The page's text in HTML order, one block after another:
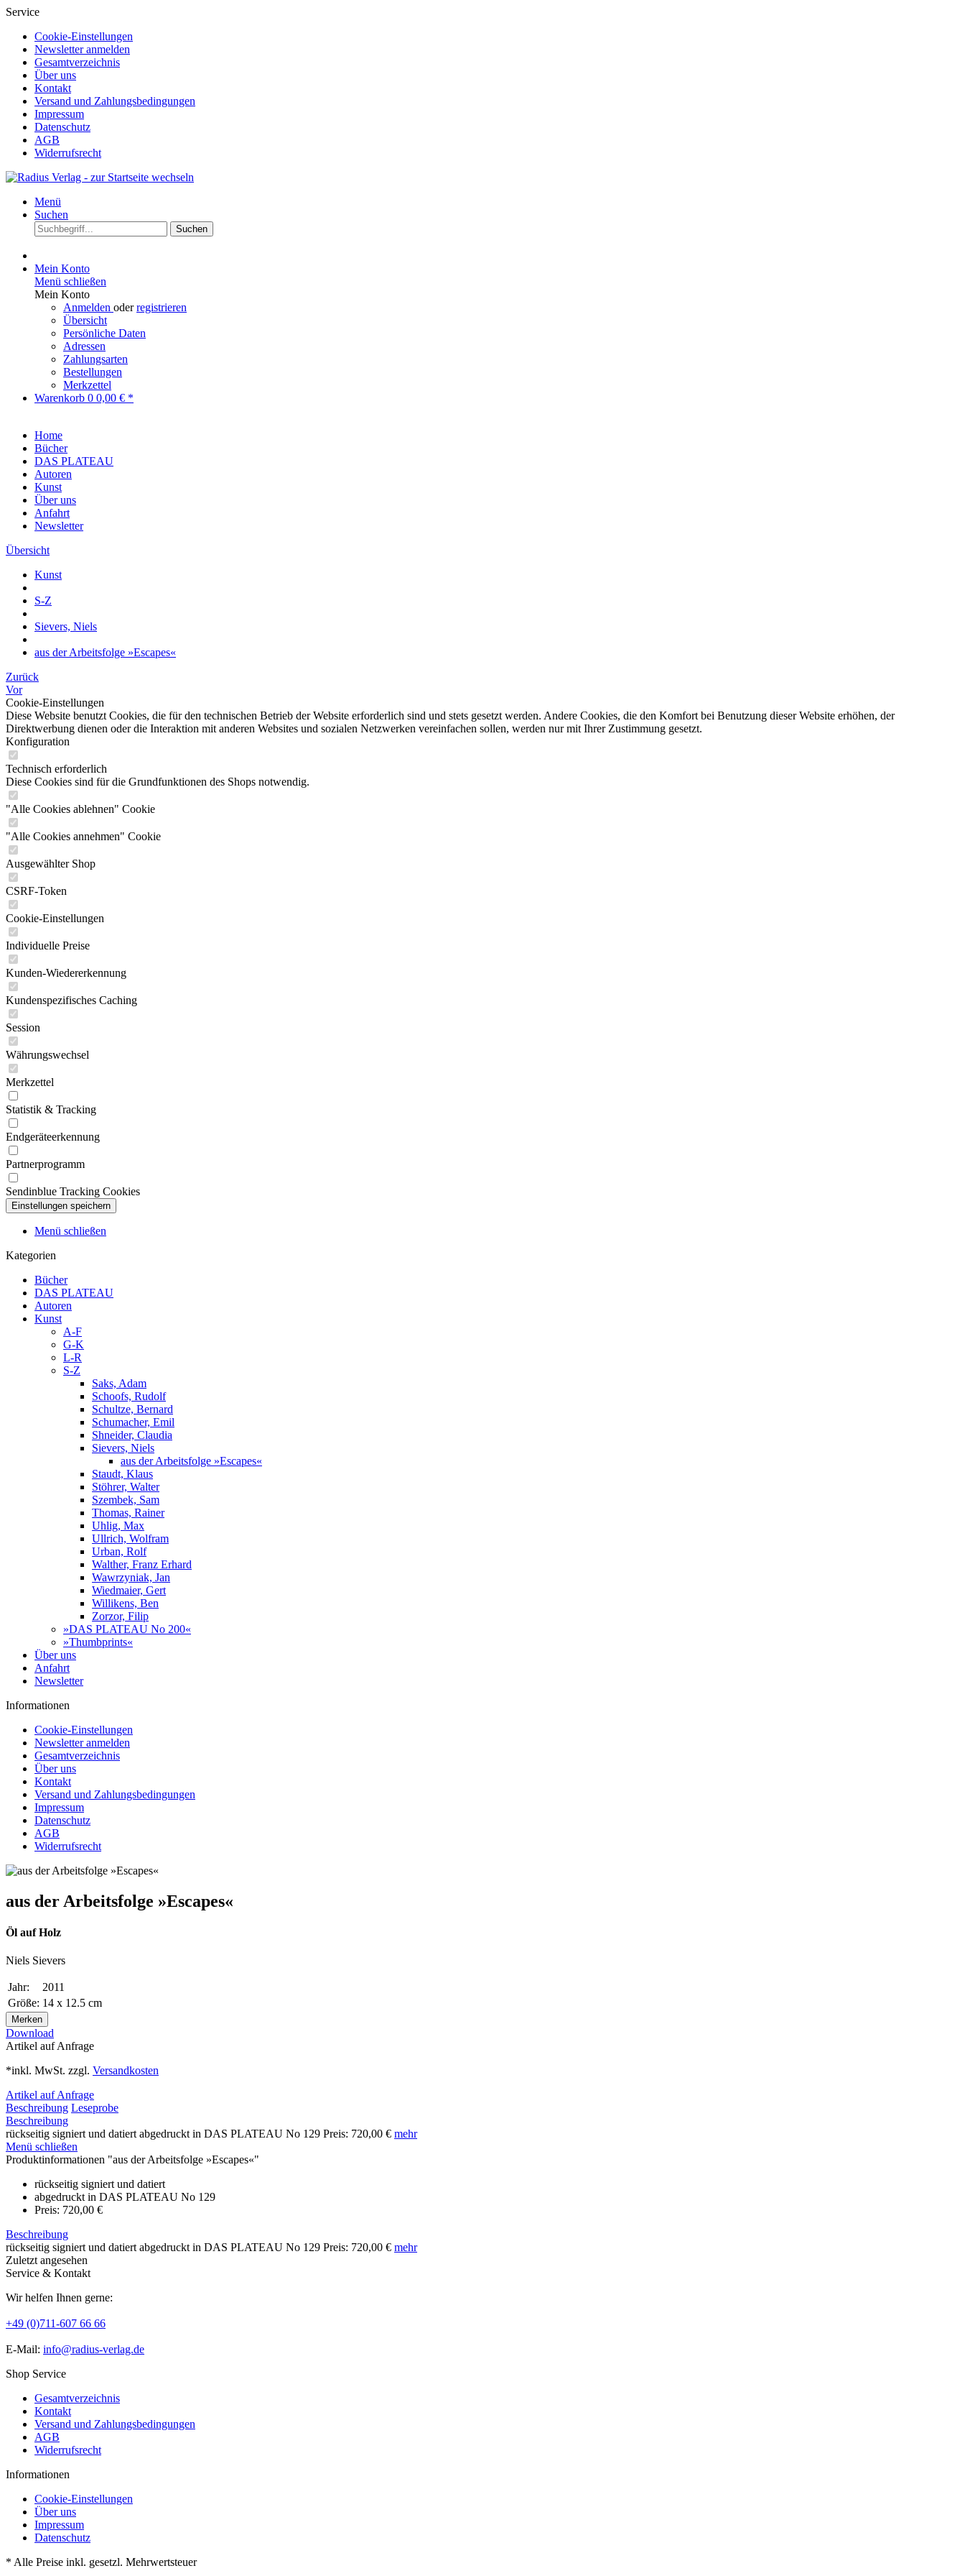
Service
Cookie-Einstellungen
Newsletter anmelden
Gesamtverzeichnis
Über uns
Kontakt
Versand und Zahlungsbedingungen
Impressum
Datenschutz
AGB
Widerrufsrecht
Menü
Suchen
Suchen
Mein Konto
Menü schließen
Mein Konto
Anmelden oderregistrieren
Übersicht
Persönliche Daten
Adressen
Zahlungsarten
Bestellungen
Merkzettel
Warenkorb 0 0,00 € *
Home
Bücher
DAS PLATEAU
Autoren
Kunst
Über uns
Anfahrt
Newsletter
Übersicht
Kunst
S-Z
Sievers, Niels
aus der Arbeitsfolge »Escapes«
Zurück
Vor
Cookie-Einstellungen
Diese Website benutzt Cookies, die für den technischen Betrieb der Website erforderlich sind und stets gesetzt werden. Andere Cookies, die den Komfort bei Benutzung dieser Website erhöhen, der
Direktwerbung dienen oder die Interaktion mit anderen Websites und sozialen Netzwerken vereinfachen sollen, werden nur mit Ihrer Zustimmung gesetzt.
Konfiguration
Technisch erforderlich
Diese Cookies sind für die Grundfunktionen des Shops notwendig.
"Alle Cookies ablehnen" Cookie
"Alle Cookies annehmen" Cookie
Ausgewählter Shop
CSRF-Token
Cookie-Einstellungen
Individuelle Preise
Kunden-Wiedererkennung
Kundenspezifisches Caching
Session
Währungswechsel
Merkzettel
Statistik & Tracking
Endgeräteerkennung
Partnerprogramm
Sendinblue Tracking Cookies
Menü schließen
Kategorien
Bücher
DAS PLATEAU
Autoren
Kunst
A-F
G-K
L-R
S-Z
Saks, Adam
Schoofs, Rudolf
Schultze, Bernard
Schumacher, Emil
Shneider, Claudia
Sievers, Niels
aus der Arbeitsfolge »Escapes«
Staudt, Klaus
Stöhrer, Walter
Szembek, Sam
Thomas, Rainer
Uhlig, Max
Ullrich, Wolfram
Urban, Rolf
Walther, Franz Erhard
Wawrzyniak, Jan
Wiedmaier, Gert
Willikens, Ben
Zorzor, Filip
»DAS PLATEAU No 200«
»Thumbprints«
Über uns
Anfahrt
Newsletter
Informationen
Cookie-Einstellungen
Newsletter anmelden
Gesamtverzeichnis
Über uns
Kontakt
Versand und Zahlungsbedingungen
Impressum
Datenschutz
AGB
Widerrufsrecht
aus der Arbeitsfolge »Escapes«
Öl auf Holz
Niels Sievers
Jahr:
2011
Größe: 14 x 12.5 cm
Merken
Download
Artikel auf Anfrage
*inkl. MwSt. zzgl. Versandkosten
Artikel auf Anfrage
Beschreibung Leseprobe
Beschreibung
rückseitig signiert und datiert abgedruckt in DAS PLATEAU No 129 Preis: 720,00 € mehr
Menü schließen
Produktinformationen "aus der Arbeitsfolge »Escapes«"
rückseitig signiert und datiert
abgedruckt in DAS PLATEAU No 129
Preis: 720,00 €
Beschreibung
rückseitig signiert und datiert abgedruckt in DAS PLATEAU No 129 Preis: 720,00 € mehr
Zuletzt angesehen
Service & Kontakt
Wir helfen Ihnen gerne:
+49 (0)711-607 66 66
E-Mail: info@radius-verlag.de
Shop Service
Gesamtverzeichnis
Kontakt
Versand und Zahlungsbedingungen
AGB
Widerrufsrecht
Informationen
Cookie-Einstellungen
Über uns
Impressum
Datenschutz
* Alle Preise inkl. gesetzl. Mehrwertsteuer